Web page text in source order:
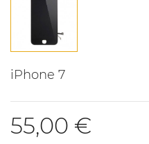
iPhone 7
55,00 €